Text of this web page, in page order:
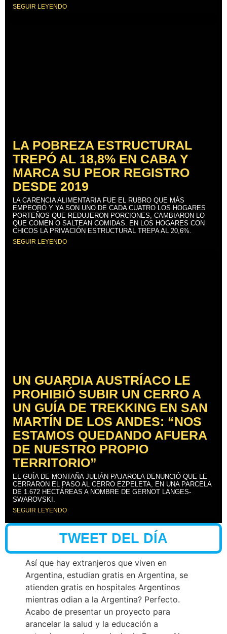
SEGUIR LEYENDO
LA POBREZA ESTRUCTURAL
TREPÓ AL 18,8% EN CABA Y
MARCA SU PEOR REGISTRO
DESDE 2019
LA CARENCIA ALIMENTARIA FUE EL RUBRO QUE MÁS
EMPEORÓ Y YA SON UNO DE CADA CUATRO LOS HOGARES
PORTEÑOS QUE REDUJERON PORCIONES, CAMBIARON LO
QUE COMEN O SALTEAN COMIDAS. EN LOS HOGARES CON
CHICOS LA PRIVACIÓN ESTRUCTURAL TREPA AL 20,6%.
SEGUIR LEYENDO
UN GUARDIA AUSTRÍACO LE
PROHIBIÓ SUBIR UN CERRO A
UN GUÍA DE TREKKING EN SAN
MARTÍN DE LOS ANDES: “NOS
ESTAMOS QUEDANDO AFUERA
DE NUESTRO PROPIO
TERRITORIO”
EL GUÍA DE MONTAÑA JULIÁN PAJAROLA DENUNCIÓ QUE LE
CERRARON EL PASO AL CERRO EZPELETA, EN UNA PARCELA
DE 1.672 HECTÁREAS A NOMBRE DE GERNOT LANGES-
SWAROVSKI.
SEGUIR LEYENDO
TWEET DEL DÍA
Así que hay extranjeros que viven en
Argentina, estudian gratis en Argentina, se
atienden gratis en hospitales Argentinos
mientras odian a la Argentina? Perfecto.
Acabo de presentar un proyecto para
arancelar la salud y la educación a